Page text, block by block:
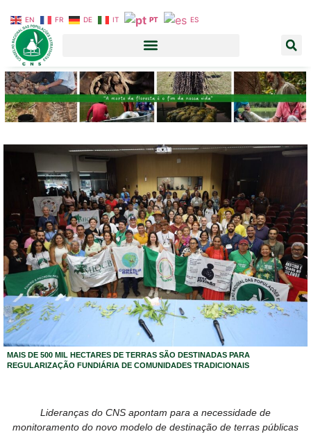
MAIS DE 500 MIL HECTARES DE TERRAS SÃO DESTINADAS PARA
REGULARIZAÇÃO FUNDIÁRIA DE COMUNIDADES TRADICIONAIS
Lideranças do CNS apontam para a necessidade de
monitoramento do novo modelo de destinação de terras públicas
EN FR DE IT PT ES